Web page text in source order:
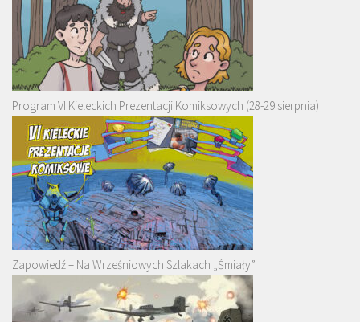
Program VI Kieleckich Prezentacji Komiksowych (28-29 sierpnia)
Zapowiedź – Na Wrześniowych Szlakach „Śmiały”